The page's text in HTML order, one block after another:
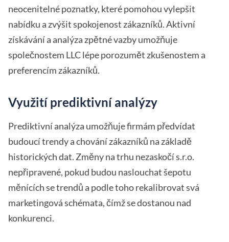
neocenitelné poznatky, které pomohou vylepšit
nabídku a zvýšit spokojenost zákazníků. Aktivní
získávání a analýza zpětné vazby umožňuje
společnostem LLC lépe porozumět zkušenostem a
preferencím zákazníků.
Využití prediktivní analýzy
Prediktivní analýza umožňuje firmám předvídat
budoucí trendy a chování zákazníků na základě
historických dat. Změny na trhu nezaskočí s.r.o.
nepřipravené, pokud budou naslouchat šepotu
měnících se trendů a podle toho rekalibrovat svá
marketingová schémata, čímž se dostanou nad
konkurenci.